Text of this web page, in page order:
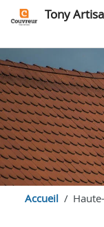
Tony
Accueil